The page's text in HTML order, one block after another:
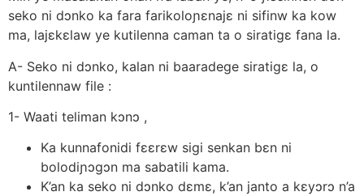
seko ni dɔnko ka fara farikoloɲεnajε ni sifinw ka kow
ma, lajεkεlaw ye kutilenna caman ta o siratigε fana la.
A- Seko ni dɔnko, kalan ni baaradege siratigε la, o
kuntilennaw file :
1- Waati teliman kɔnɔ ,
Ka kunnafonidi fεεrεw sigi senkan bεn ni
bolodiɲɔgɔn ma sabatili kama.
K’an ka seko ni dɔnko dεmε, k’an janto a kεyɔrɔ n’a